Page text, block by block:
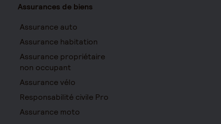
Assurances de biens
Assurance auto
Assurance habitation
Assurance propriétaire
non occupant
Assurance vélo
Responsabilité civile Pro
Assurance moto